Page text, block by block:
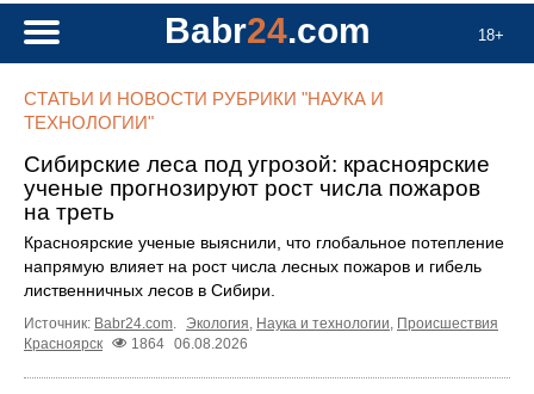
18+
Babr24.com
СТАТЬИ И НОВОСТИ РУБРИКИ "НАУКА И
ТЕХНОЛОГИИ"
Сибирские леса под угрозой: красноярские
ученые прогнозируют рост числа пожаров
на треть
Красноярские ученые выяснили, что глобальное потепление
напрямую влияет на рост числа лесных пожаров и гибель
лиственничных лесов в Сибири.
Источник: Babr24.com. Экология, Наука и технологии, Происшествия
Красноярск
1864 06.08.2026